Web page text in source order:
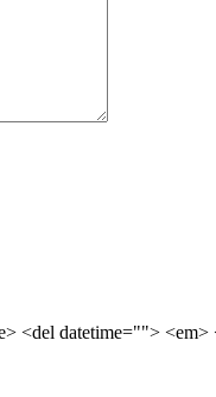
<del datetime="">